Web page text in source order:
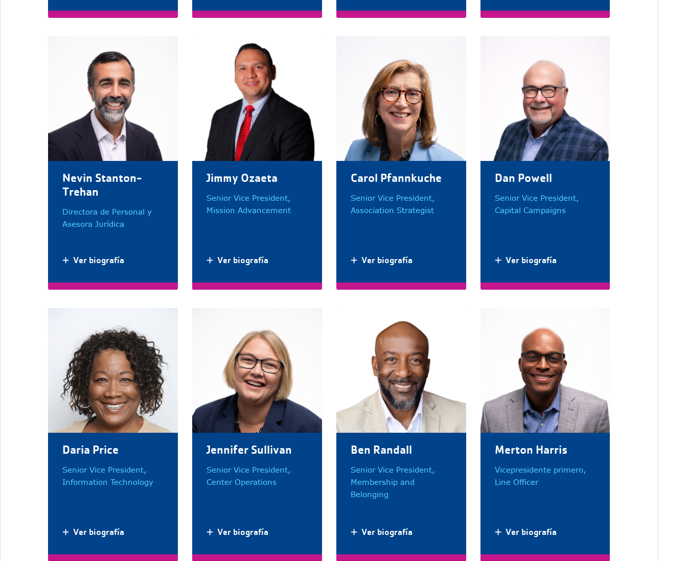
Nevin Stanton-
Trehan
Directora de Personal y
Asesora Jurídica
Ver biografía
Jimmy Ozaeta
Senior Vice President,
Mission Advancement
Ver biografía
Carol Pfannkuche
Senior Vice President,
Association Strategist
Ver biografía
Dan Powell
Senior Vice President,
Capital Campaigns
Ver biografía
Daria Price
Senior Vice President,
Information Technology
Ver biografía
Jennifer Sullivan
Senior Vice President,
Center Operations
Ver biografía
Ben Randall
Senior Vice President,
Membership and
Belonging
Ver biografía
Merton Harris
Vicepresidente primero,
Line Officer
Ver biografía